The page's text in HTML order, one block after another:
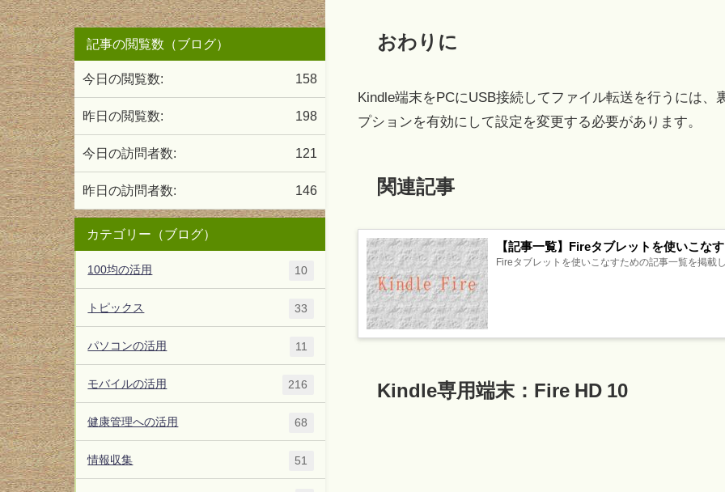
おわりに
Kindle端末をPCにUSB接続してファイル転送を行うには
プションを有効にして設定を変更する必要があります。
関連記事
【記事一覧】Fireタブレットを使いこな
Fireタブレットを使いこなすための記事一覧を掲載
Kindle専用端末：Fire HD 10
記事の閲覧数（ブログ）
158
今日の閲覧数:
198
昨日の閲覧数:
121
今日の訪問者数:
146
昨日の訪問者数:
カテゴリー（ブログ）
100均の活用 10
トピックス 33
パソコンの活用 11
モバイルの活用 216
健康管理への活用 68
情報収集 51